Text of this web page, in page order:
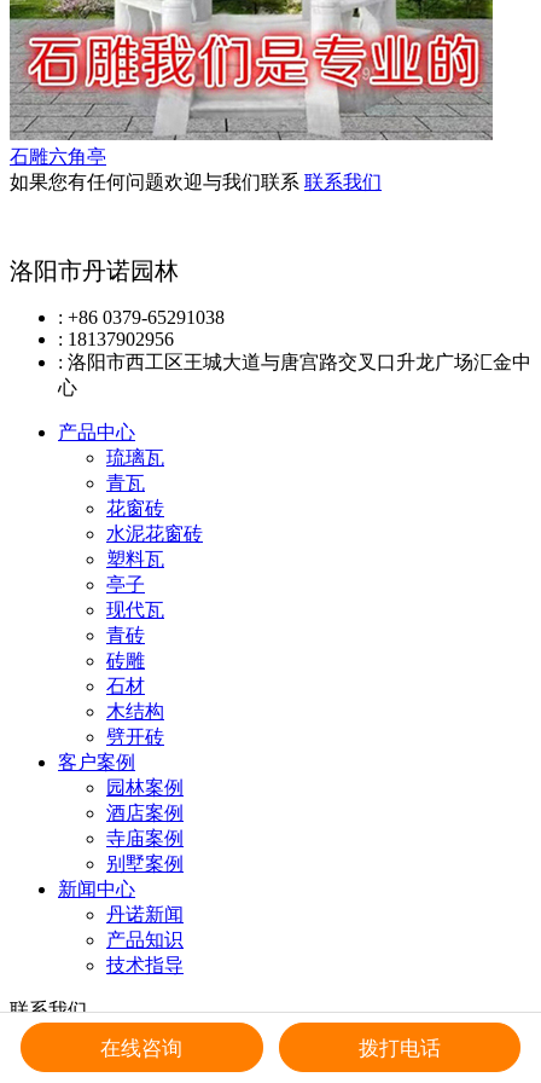
石雕六角亭
如果您有任何问题欢迎与我们联系 联系我们
洛阳市丹诺园林
: +86 0379-65291038
: 18137902956
: 洛阳市西工区王城大道与唐宫路交叉口升龙广场汇金中
心
产品中心
琉璃瓦
青瓦
花窗砖
水泥花窗砖
塑料瓦
亭子
现代瓦
青砖
砖雕
石材
木结构
劈开砖
客户案例
园林案例
酒店案例
寺庙案例
别墅案例
新闻中心
丹诺新闻
产品知识
技术指导
联系我们
18137902956
在线咨询 拨打电话